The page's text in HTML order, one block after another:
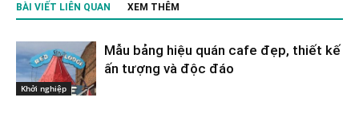
BÀI VIẾT LIÊN QUAN XEM THÊM
Khởi nghiệp
Mẫu bảng hiệu quán cafe đẹp, thiết kế
ấn tượng và độc đáo